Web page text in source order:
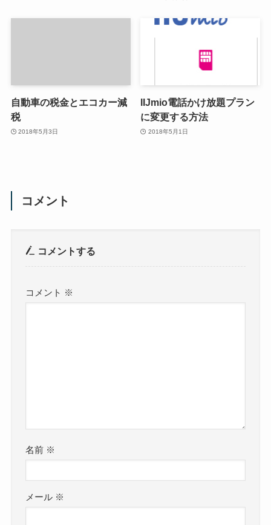
自動車の税金とエコカー減
税
2018年5月3日
IIJmio電話かけ放題プラン
に変更する方法
2018年5月1日
コメント
コメントする
コメント ※
名前 ※
メール ※